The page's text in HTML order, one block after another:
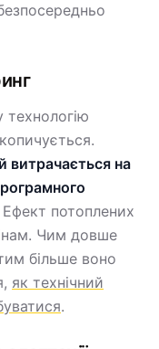
технологію
витрачається на
Ефект потоплених
Чим довше
більше воно
як технічний
.